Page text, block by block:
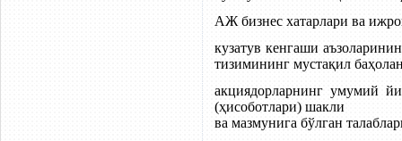
АЖ бизнес хатарлари ва
кузатув кенгаши
тизимининг мустақил
акциядорларнинг умумий
(ҳисоботлари) шакли
ва мазмунига бўлган